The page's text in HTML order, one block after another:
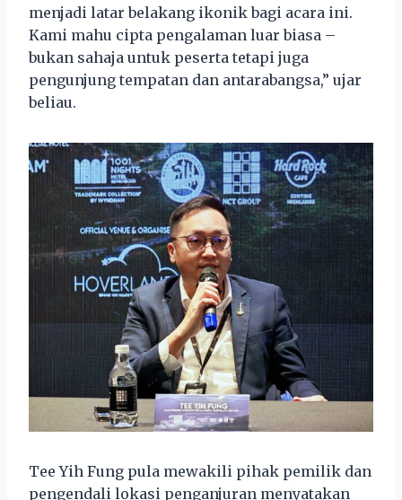
menjadi latar belakang ikonik bagi acara ini.
Kami mahu cipta pengalaman luar biasa –
bukan sahaja untuk peserta tetapi juga
pengunjung tempatan dan antarabangsa,” ujar
beliau.
Tee Yih Fung pula mewakili pihak pemilik dan
pengendali lokasi penganjuran menyatakan